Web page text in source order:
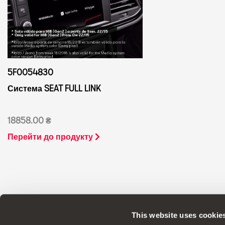
This website uses
5F0054830
Система SEAT FULL LINK
18858.00 ₴
Перейти до продукту